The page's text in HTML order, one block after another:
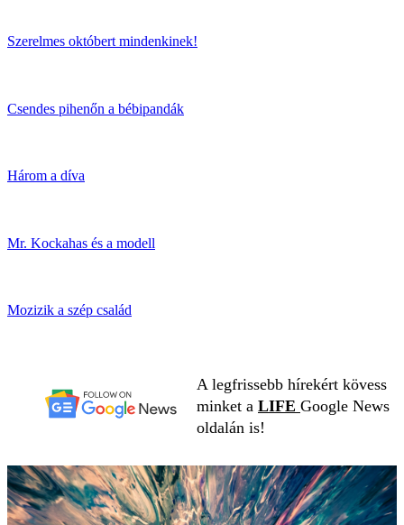
Szerelmes októbert mindenkinek!
Csendes pihenőn a bébipandák
Három a díva
Mr. Kockahas és a modell
Mozizik a szép család
A legfrissebb hírekért kövess
minket a LIFE Google News
oldalán is!